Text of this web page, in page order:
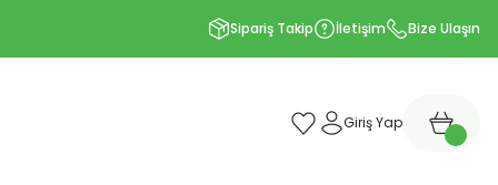
Sipariş Takip İletişim Bize Ulaşın
Giriş Yap